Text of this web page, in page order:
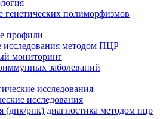
генетических полиморфизмов
профили
исследования методом ПЦР
мониторинг
заболеваний
исследования
исследования
(днк/рнк) диагностика методом пцр